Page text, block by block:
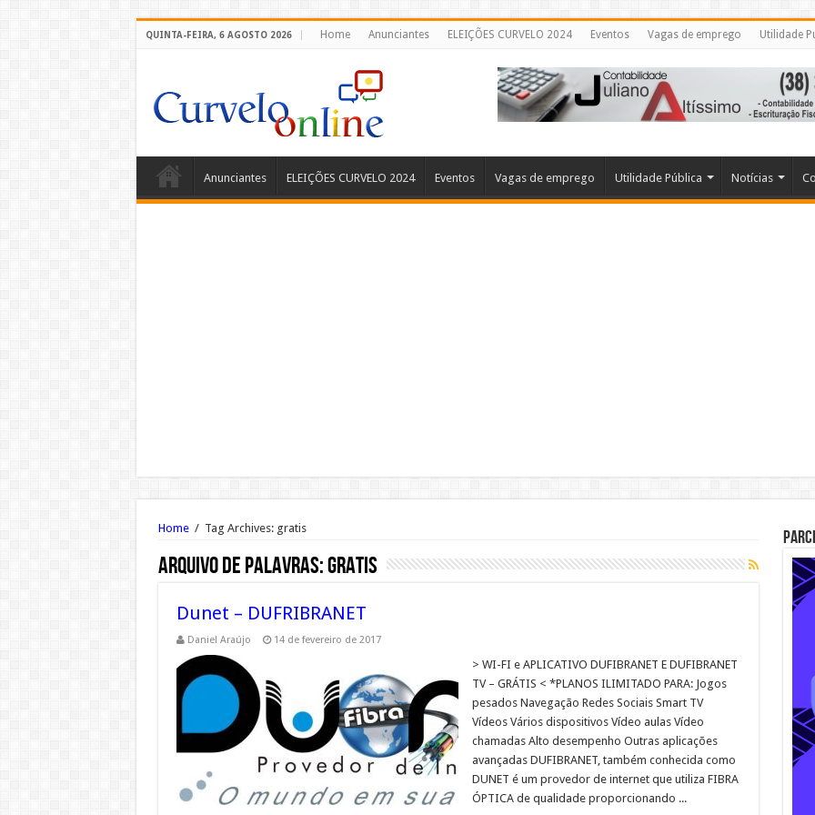
QUINTA-FEIRA, 6 AGOSTO 2026 Home Anunciantes ELEIÇÕES CURVELO 2024 Eventos Vagas de emprego Utilidade
Anunciantes ELEIÇÕES CURVELO 2024 Eventos Vagas de emprego Utilidade Pública Notícias
Home / Tag Archives: gratis
Arquivo de palavras:gratis
Dunet – DUFRIBRANET
Daniel Araújo 14 de fevereiro de 2017
> WI-FI e APLICATIVO DUFIBRANET E DUFIBRANET
TV – GRÁTIS < *PLANOS ILIMITADO PARA: Jogos
pesados Navegação Redes Sociais Smart TV
Vídeos Vários dispositivos Vídeo aulas​ Vídeo
chamadas Alto desempenho Outras aplicações
avançadas DUFIBRANET, também conhecida como
DUNET é um provedor de internet que utiliza FIBRA
ÓPTICA de qualidade proporcionando ...